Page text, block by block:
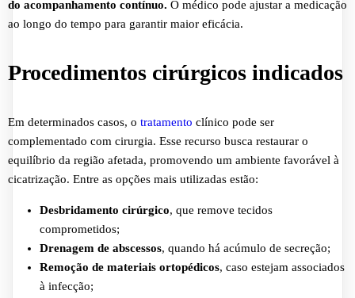
do acompanhamento contínuo. O médico pode ajustar a medicação
ao longo do tempo para garantir maior eficácia.
Procedimentos cirúrgicos indicados
Em determinados casos, o tratamento clínico pode ser
complementado com cirurgia. Esse recurso busca restaurar o
equilíbrio da região afetada, promovendo um ambiente favorável à
cicatrização. Entre as opções mais utilizadas estão:
Desbridamento cirúrgico, que remove tecidos
comprometidos;
Drenagem de abscessos, quando há acúmulo de secreção;
Remoção de materiais ortopédicos, caso estejam associados
à infecção;